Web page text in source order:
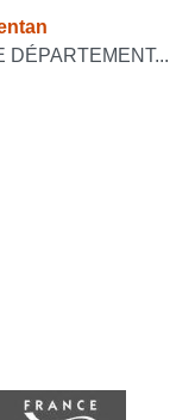
DÉPARTEMENT...